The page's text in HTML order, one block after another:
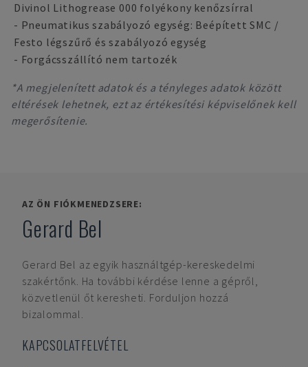
Divinol Lithogrease 000 folyékony kenőzsírral
- Pneumatikus szabályozó egység: Beépített SMC /
Festo légszűrő és szabályozó egység
- Forgácsszállító nem tartozék
*A megjelenített adatok és a tényleges adatok között
eltérések lehetnek, ezt az értékesítési képviselőnek kell
megerősítenie.
AZ ÖN FIÓKMENEDZSERE:
Gerard Bel
Gerard Bel az egyik használtgép-kereskedelmi
szakértőnk. Ha további kérdése lenne a gépről,
közvetlenül őt keresheti. Forduljon hozzá
bizalommal.
KAPCSOLATFELVÉTEL